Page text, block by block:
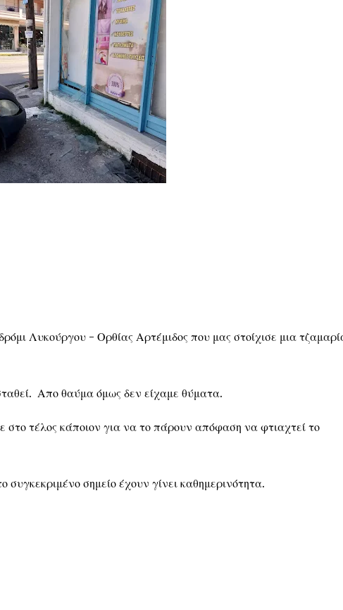
Λυκούργου - Ορθίας Αρτέμιδος που μας στοίχισε μια
Απο θαύμα όμως δεν είχαμε θύματα.
τέλος κάποιον για να το πάρουν απόφαση να φτιαχτεί το
συγκεκριμένο σημείο έχουν γίνει καθημερινότητα.